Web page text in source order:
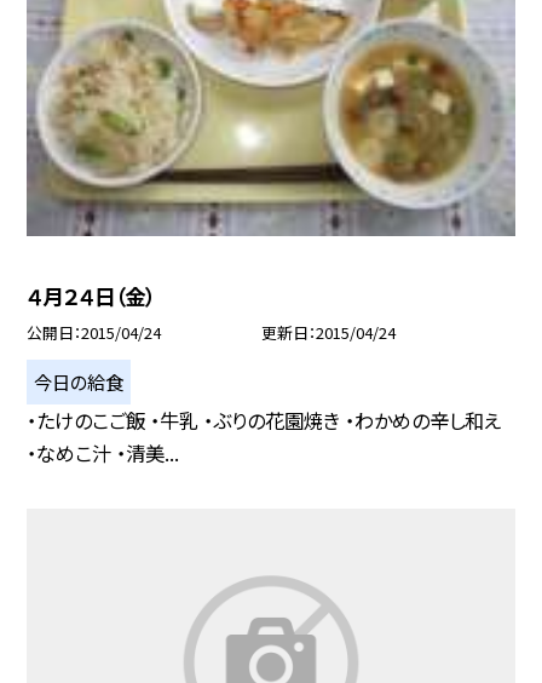
４月２４日（金）
公開日 2015/04/24 更新日 2015/04/24
今日の給食
・たけのこご飯 ・牛乳 ・ぶりの花園焼き ・わかめの辛し和え
・なめこ汁 ・清美...